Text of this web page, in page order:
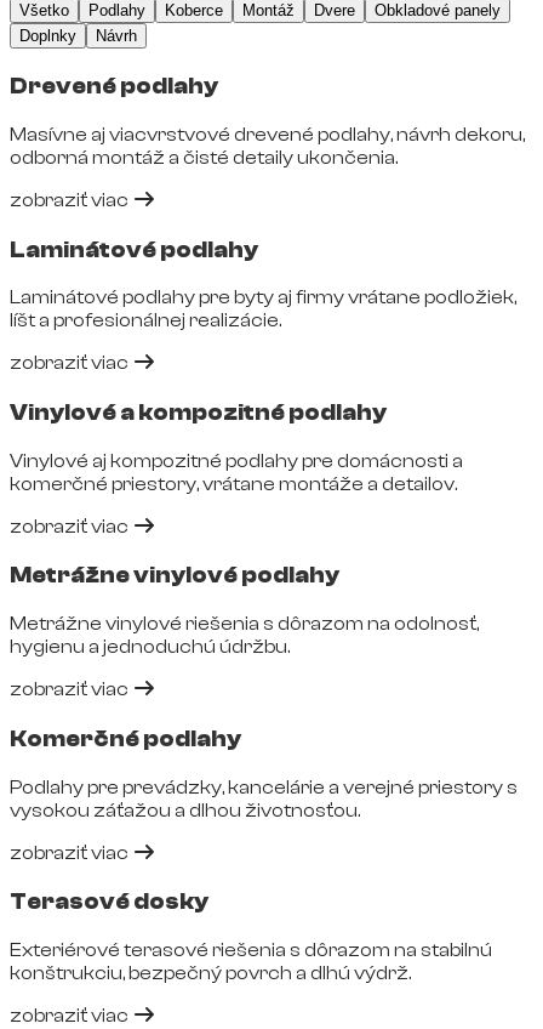
Všetko Podlahy Koberce Montáž Dvere
Obkladové panely
Doplnky
Návrh
Drevené podlahy
Masívne aj viacvrstvové drevené podlahy, návrh dekoru,
odborná montáž a čisté detaily ukončenia.
zobraziť viac
Laminátové podlahy
Laminátové podlahy pre byty aj firmy vrátane podložiek,
líšt a profesionálnej realizácie.
zobraziť viac
Vinylové a kompozitné podlahy
Vinylové aj kompozitné podlahy pre domácnosti a
komerčné priestory, vrátane montáže a detailov.
zobraziť viac
Metrážne vinylové podlahy
Metrážne vinylové riešenia s dôrazom na odolnosť,
hygienu a jednoduchú údržbu.
zobraziť viac
Komerčné podlahy
Podlahy pre prevádzky, kancelárie a verejné priestory s
vysokou záťažou a dlhou životnosťou.
zobraziť viac
Terasové dosky
Exteriérové terasové riešenia s dôrazom na stabilnú
konštrukciu, bezpečný povrch a dlhú výdrž.
zobraziť viac